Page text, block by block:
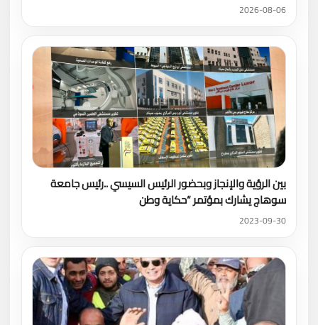
2026-08-06
بين الرؤية والإنجاز وبحضور الرئيس السيسي ..رئيس جامعة
سوهاج يشارك بمؤتمر “حكاية وطن
2023-09-30